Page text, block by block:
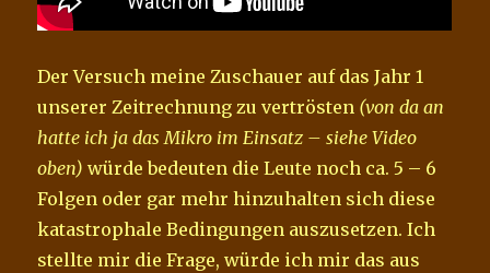
Der Versuch meine Zuschauer auf das Jahr 1
unserer Zeitrechnung zu vertrösten (von da an
hatte ich ja das Mikro im Einsatz – siehe Video
oben) würde bedeuten die Leute noch ca. 5 – 6
Folgen oder gar mehr hinzuhalten sich diese
katastrophale Bedingungen auszusetzen. Ich
stellte mir die Frage, würde ich mir das aus